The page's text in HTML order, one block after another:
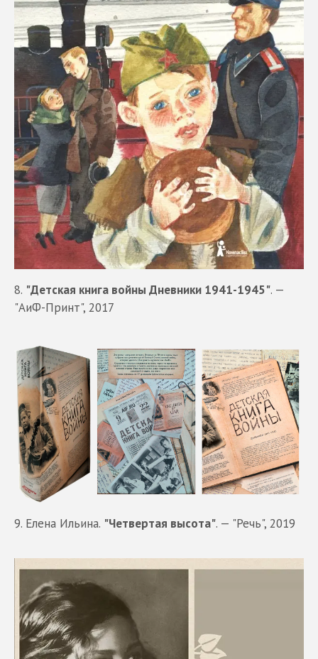
8. "Детская книга войны Дневники 1941-1945". —
"АиФ-Принт", 2017
9. Елена Ильина. "Четвертая высота". — "Речь", 2019